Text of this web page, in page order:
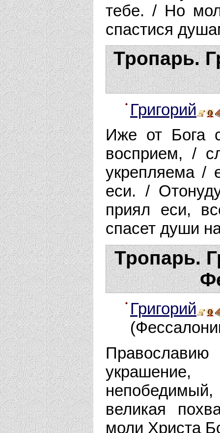
тебе. / Но
спастися
Тропарь.
Григорий
Иже от Бога
восприем, /
укрепляема /
еси. /
приял еси,
спасет души
Тропарь.
Григорий
великая
моли Христа